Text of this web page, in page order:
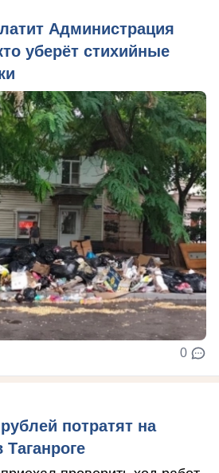
Администрация
уберёт стихийные
0
потратят на
Таганроге